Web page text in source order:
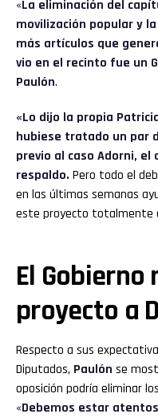
«La eliminación del
movilización popular y
más artículos que
vio en el recinto fue un
Paulón.
«Lo dijo la propia
hubiese tratado un par
previo al caso Adorni,
respaldo. Pero todo el
en las últimas semanas
este proyecto totalmente
El
proyecto a
Respecto a sus
Diputados, Paulón se
oposición podría eliminar
«Debemos estar